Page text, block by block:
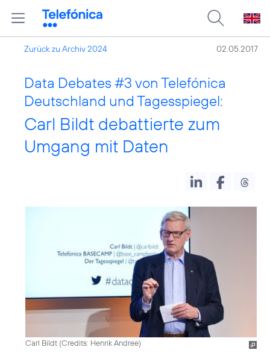
Zurück zu Archiv 2024 02.05.2017
Data Debates #3 von Telefónica
Deutschland und Tagesspiegel:
Carl Bildt debattierte zum
Umgang mit Daten
Carl Bildt (Credits: Henrik Andree)